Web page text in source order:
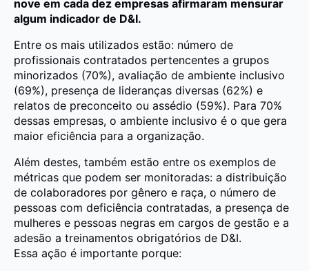
nove em cada dez empresas afirmaram mensurar
algum indicador de D&I.
Entre os mais utilizados estão: número de
profissionais contratados pertencentes a grupos
minorizados (70%), avaliação de ambiente inclusivo
(69%), presença de lideranças diversas (62%) e
relatos de preconceito ou assédio (59%). Para 70%
dessas empresas, o ambiente inclusivo é o que gera
maior eficiência para a organização.
Além destes, também estão entre os exemplos de
métricas que podem ser monitoradas: a distribuição
de colaboradores por gênero e raça, o número de
pessoas com deficiência contratadas, a presença de
mulheres e pessoas negras em cargos de gestão e a
adesão a treinamentos obrigatórios de D&I.
Essa ação é importante porque: